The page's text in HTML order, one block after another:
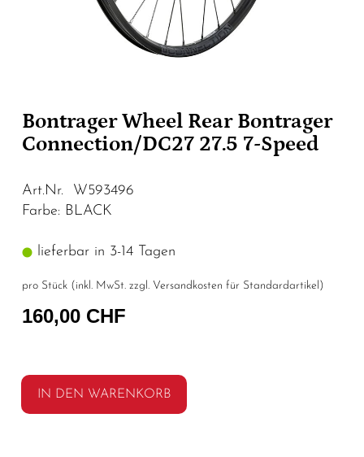
Bontrager Wheel Rear Bontrager
Connection/DC27 27.5 7-Speed
Art.Nr. W593496
Farbe: BLACK
lieferbar in 3-14 Tagen
pro Stück (inkl. MwSt. zzgl. Versandkosten für Standardartikel )
160,00 CHF
IN DEN WARENKORB